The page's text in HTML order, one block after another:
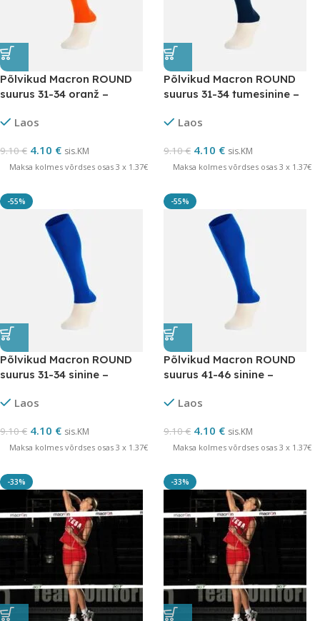
Põlvikud Macron ROUND
suurus 31-34 oranž –
Laos
9.10€ 4.10 € sis.KM
Maksa kolmes võrdses osas 3 x 1.37€
Põlvikud Macron ROUND
suurus 31-34 tumesinine –
Laos
9.10€ 4.10 € sis.KM
Maksa kolmes võrdses osas 3 x 1.37€
-55%
Põlvikud Macron ROUND
suurus 31-34 sinine –
Laos
9.10€ 4.10 € sis.KM
Maksa kolmes võrdses osas 3 x 1.37€
-55%
Põlvikud Macron ROUND
suurus 41-46 sinine –
Laos
9.10€ 4.10 € sis.KM
Maksa kolmes võrdses osas 3 x 1.37€
-33% -33%